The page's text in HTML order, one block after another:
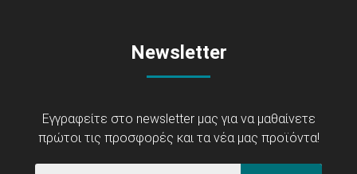
Newsletter
Εγγραφείτε στο newsletter μας για να μαθαίνετε
πρώτοι τις προσφορές και τα νέα μας προϊόντα!